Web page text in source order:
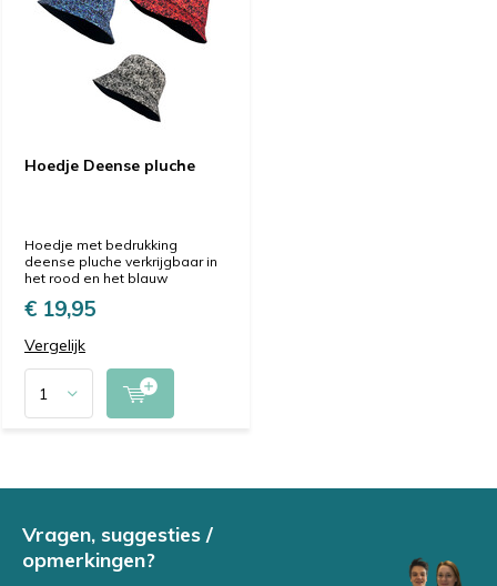
Hoedje Deense pluche
Hoedje met bedrukking
deense pluche verkrijgbaar in
het rood en het blauw
€ 19,95
Vergelijk
Vragen, suggesties /
opmerkingen?